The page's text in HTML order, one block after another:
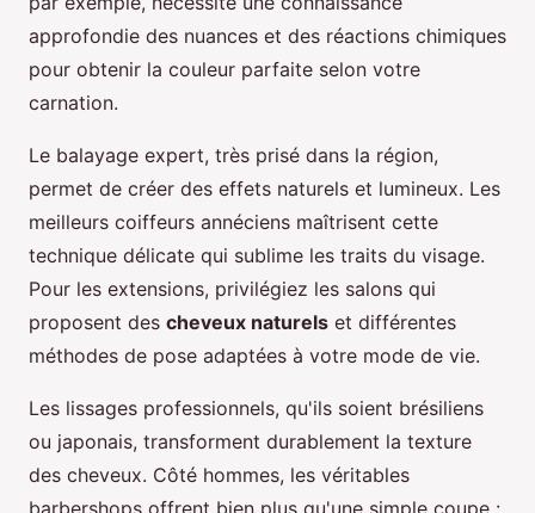
approfondie des nuances et des réactions chimiques
pour obtenir la couleur parfaite selon votre
carnation.
Le balayage expert, très prisé dans la région,
permet de créer des effets naturels et lumineux. Les
meilleurs coiffeurs annéciens maîtrisent cette
technique délicate qui sublime les traits du visage.
Pour les extensions, privilégiez les salons qui
proposent des cheveux naturels et différentes
méthodes de pose adaptées à votre mode de vie.
Les lissages professionnels, qu'ils soient brésiliens
ou japonais, transforment durablement la texture
des cheveux. Côté hommes, les véritables